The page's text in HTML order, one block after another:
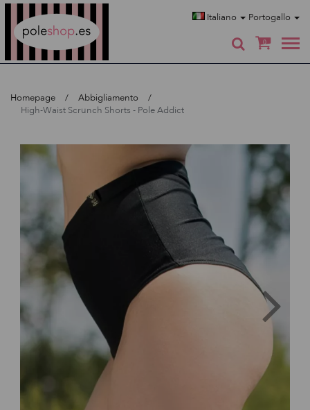
Italiano Portogallo
0
Homepage
Abbigliamento
High-Waist Scrunch Shorts - Pole Addict